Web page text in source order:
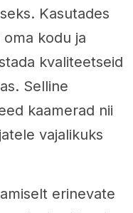
Kasutades
oma kodu ja
kvaliteetseid
Selline
kaamerad nii
vajalikuks
erinevate